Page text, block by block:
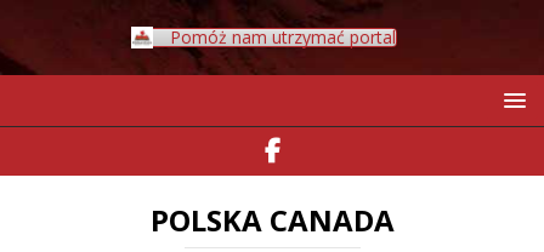
Pomóż nam utrzymać portal
POLSKA CANADA